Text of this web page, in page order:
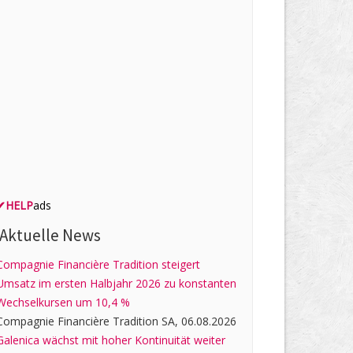
HELPads
News
Financière Tradition steigert
im ersten Halbjahr 2026 zu konstanten
um 10,4 %
Financière Tradition SA, 06.08.2026
wächst mit hoher Kontinuität weiter